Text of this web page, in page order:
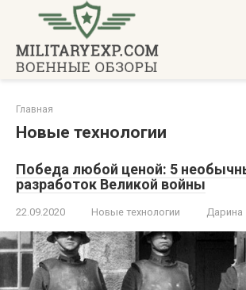
контенту
Главная
Новые технологии
Победа любой ценой: 5
разработок Великой войны
22.09.2020 Новые технологии Дарина